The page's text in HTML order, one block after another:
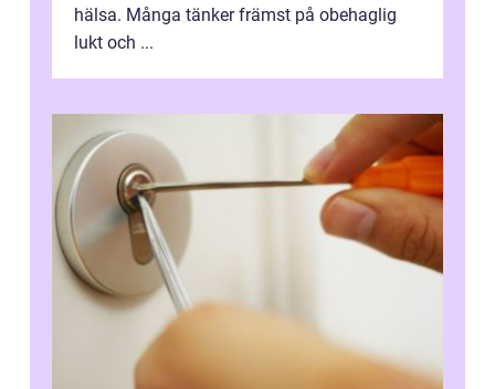
hälsa. Många tänker främst på obehaglig
lukt och ...